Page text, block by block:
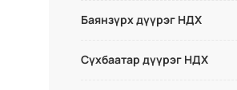
Баянзүрх дүүрэг НДХ
Сүхбаатар дүүрэг НДХ